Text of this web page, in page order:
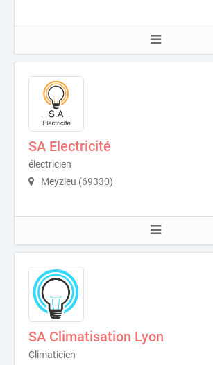
SA Electricité
électricien
Meyzieu (69330)
SA Climatisation Lyon
Climaticien